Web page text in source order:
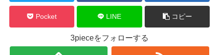
Pocket LINE コピー
3pieceをフォローする